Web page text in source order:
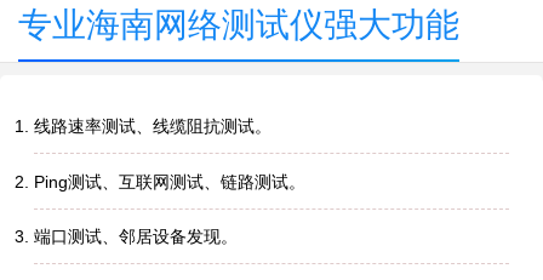
专业海南网络测试仪强大功能
线路速率测试、线缆阻抗测试。
Ping测试、互联网测试、链路测试。
端口测试、邻居设备发现。